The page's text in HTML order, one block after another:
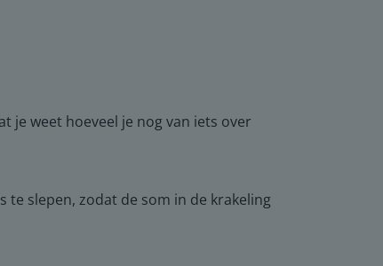
je weet hoeveel je nog van iets over
te slepen, zodat de som in de krakeling